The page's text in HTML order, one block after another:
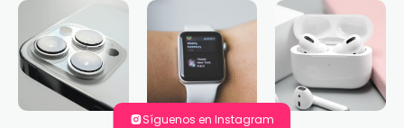
Síguenos en Instagram